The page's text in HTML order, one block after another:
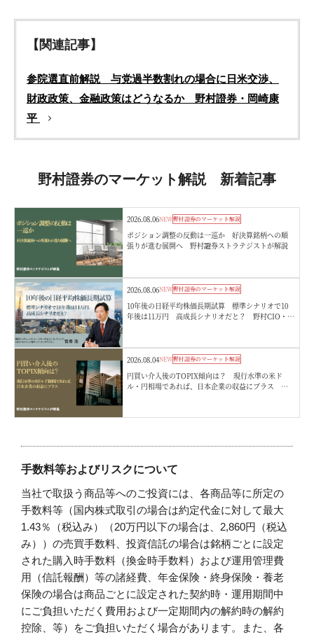
【関連記事】
参院選直前解説 与党過半数割れの場合に日米交渉、
財政政策、金融政策はどうなるか 野村證券・岡崎康
平
野村證券のマーケット解説 新着記事
2026.08.06NEW野村證券のマーケット解説
ポジション調整の反動は一巡か 好決算銘柄への順
張りが進む展開へ 野村證券ストラテジストが解説
2026.08.06NEW野村證券のマーケット解説
10年後の日経平均株価長期試算 標準シナリオで10
年後は11万円 高成長シナリオだと？ 野村CIO・宮
2026.08.04NEW野村證券のマーケット解説
円買い介入後のTOPIX傾向は？ 現行水準の米ド
ル・円相場であれば、日本企業の収益にプラス 野
手数料等およびリスクについて
当社で取扱う商品等へのご投資には、各商品等に所定の
手数料等（国内株式取引の場合は約定代金に対して最大
1.43％（税込み）（20万円以下の場合は、2,860円（税込
み））の売買手数料、投資信託の場合は銘柄ごとに設定
された購入時手数料（換金時手数料）および運用管理費
用（信託報酬）等の諸経費、年金保険・終身保険・養老
保険の場合は商品ごとに設定された契約時・運用期間中
にご負担いただく費用および一定期間内の解約時の解約
控除、等）をご負担いただく場合があります。また、各